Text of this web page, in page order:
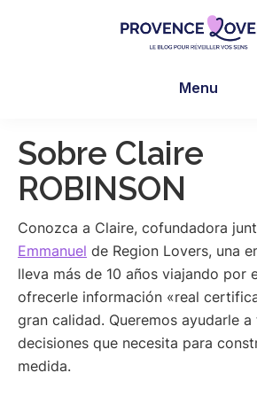
en
Provenza
-
blog
de
Claire
et
Manu
Menu
Sobre Claire
ROBINSON
Conozca a Claire, cofundadora
Emmanuel de Region Lovers, una
lleva más de 10 años viajando por
ofrecerle información «real
gran calidad. Queremos ayudarle
decisiones que necesita para
medida.